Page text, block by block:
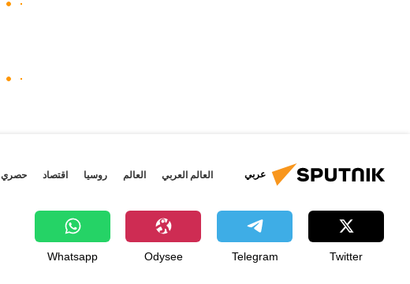
عربي العالم العربي العالم روسيا اقتصاد حصري
Twitter
Telegram
Odysee
Whatsapp